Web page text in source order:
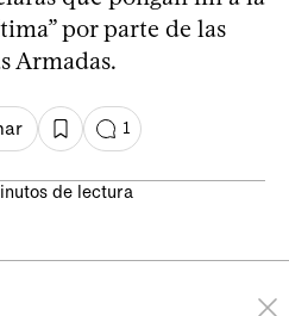
por parte de las
Armadas.
1
de lectura